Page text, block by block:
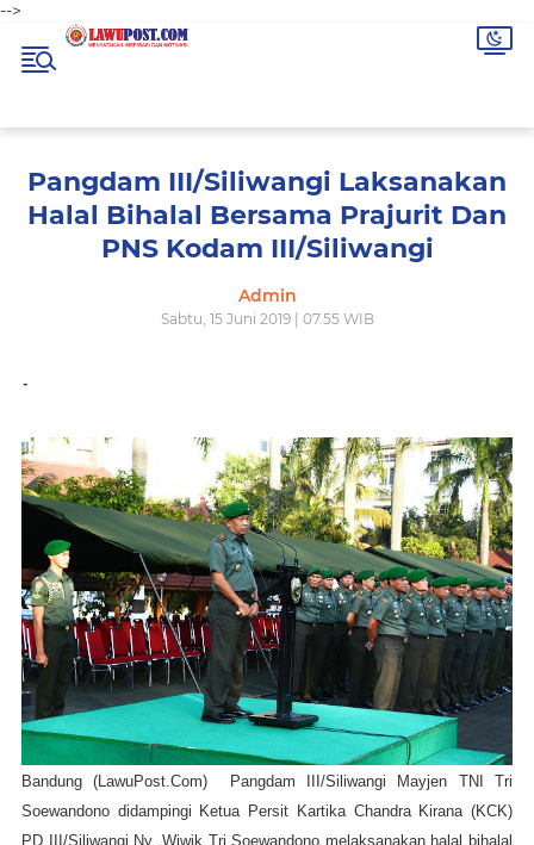
-->
Pangdam III/Siliwangi Laksanakan
Halal Bihalal Bersama Prajurit Dan
PNS Kodam III/Siliwangi
Admin
Sabtu, 15 Juni 2019 | 07.55 WIB
-
Bandung (LawuPost.Com)
Pangdam III/Siliwangi Mayjen TNI Tri
Soewandono didampingi Ketua Persit Kartika Chandra Kirana (KCK)
PD III/Siliwangi Ny. Wiwik Tri Soewandono melaksanakan halal bihalal